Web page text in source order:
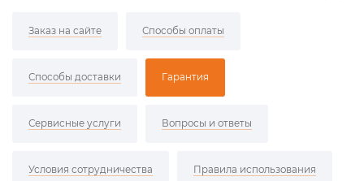
Заказ на сайте Способы оплаты
Способы доставки Гарантия
Сервисные услуги Вопросы и ответы
Условия сотрудничества Правила использования